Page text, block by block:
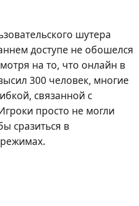
шутера
доступе не обошелся
на то, что онлайн в
300 человек, многие
связанной с
просто не могли
сразиться в